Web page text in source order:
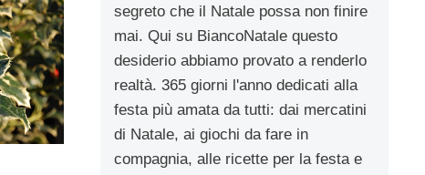
segreto che il Natale possa non finire
mai. Qui su BiancoNatale questo
desiderio abbiamo provato a renderlo
realtà. 365 giorni l'anno dedicati alla
festa più amata da tutti: dai mercatini
di Natale, ai giochi da fare in
compagnia, alle ricette per la festa e